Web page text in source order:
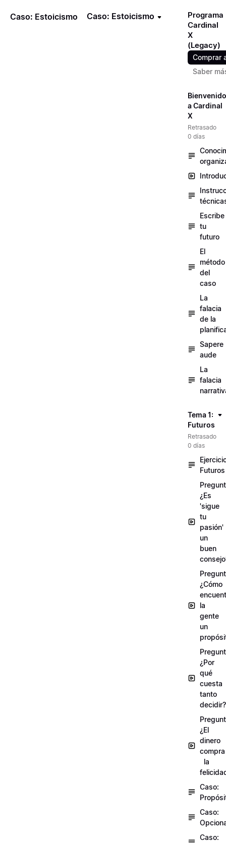
Caso: Estoicismo Caso: Estoicismo
Programa
Cardinal
X
(Legacy)
Comprar
Saber
Bienvenido
a Cardinal
X
Retrasado
0 días
Escribe
tu
futuro
El
método
del
caso
La
falacia
de la
Sapere
aude
La
falacia
Tema 1:
Futuros
Retrasado
0 días
Futuros
¿Es
'sigue
tu
pasión'
un
buen
¿Cómo
la
gente
un
¿Por
qué
cuesta
tanto
decidir?
¿El
dinero
compra
la
Caso:
Caso:
Caso: